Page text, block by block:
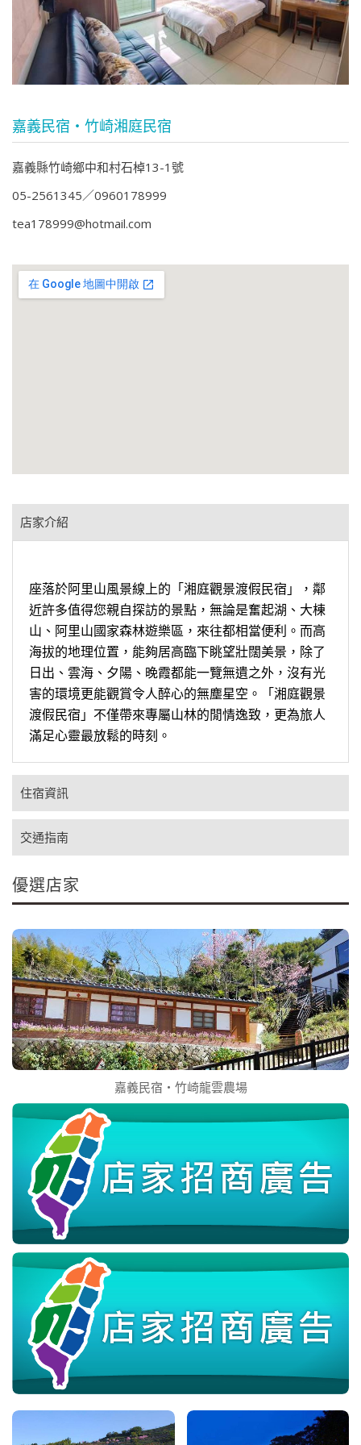
嘉義民宿‧竹崎湘庭民宿
嘉義縣竹崎鄉中和村石棹13-1號
05-2561345
0960178999
tea178999@hotmail.com
店家介紹
座落於阿里山風景線上的「湘庭觀景渡假民宿」，鄰
近許多值得您親自探訪的景點，無論是奮起湖、大棟
山、阿里山國家森林遊樂區，來往都相當便利。而高
海拔的地理位置，能夠居高臨下眺望壯闊美景，除了
日出、雲海、夕陽、晚霞都能一覽無遺之外，沒有光
害的環境更能觀賞令人醉心的無塵星空。「湘庭觀景
渡假民宿」不僅帶來專屬山林的閒情逸致，更為旅人
滿足心靈最放鬆的時刻。
住宿資訊
交通指南
優選店家
嘉義民宿‧竹崎龍雲農場